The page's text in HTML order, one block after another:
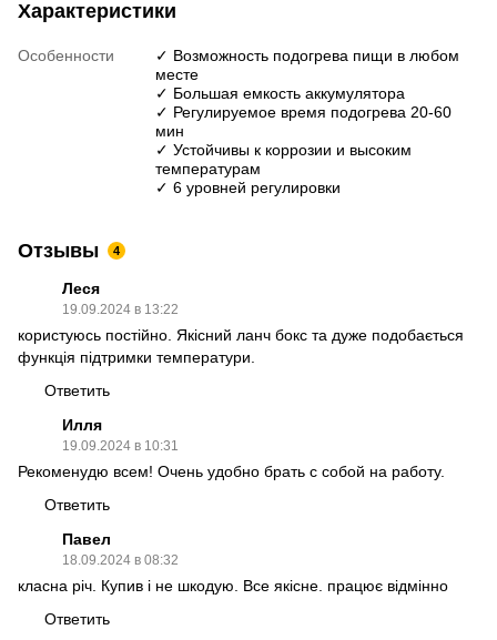
Характеристики
Особенности
✓ Возможность подогрева пищи в любом
месте
✓ Большая емкость аккумулятора
✓ Регулируемое время подогрева 20-60
мин
✓ Устойчивы к коррозии и высоким
температурам
✓ 6 уровней регулировки
Отзывы 4
Леся
19.09.2024 в 13:22
користуюсь постійно. Якісний ланч бокс та дуже подобається
функція підтримки температури.
Ответить
Илля
19.09.2024 в 10:31
Рекоменудю всем! Очень удобно брать с собой на работу.
Ответить
Павел
18.09.2024 в 08:32
класна річ. Купив і не шкодую. Все якісне. працює відмінно
Ответить